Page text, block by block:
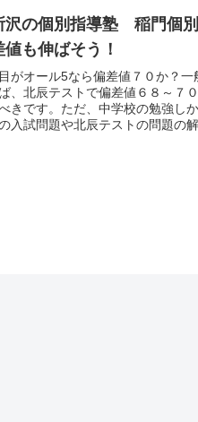
沢の個別指導塾 稲門個
値も伸ばそう！
がオール5なら偏差値７０か？
、北辰テストで偏差値６８～７
きです。ただ、中学校の勉強し
入試問題や北辰テストの問題の